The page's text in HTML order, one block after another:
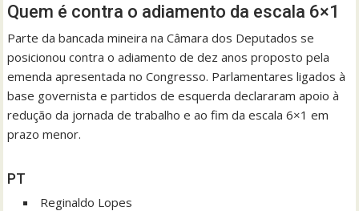
Quem é contra o adiamento da escala 6×1
Parte da bancada mineira na Câmara dos Deputados se
posicionou contra o adiamento de dez anos proposto pela
emenda apresentada no Congresso. Parlamentares ligados à
base governista e partidos de esquerda declararam apoio à
redução da jornada de trabalho e ao fim da escala 6×1 em
prazo menor.
PT
Reginaldo Lopes